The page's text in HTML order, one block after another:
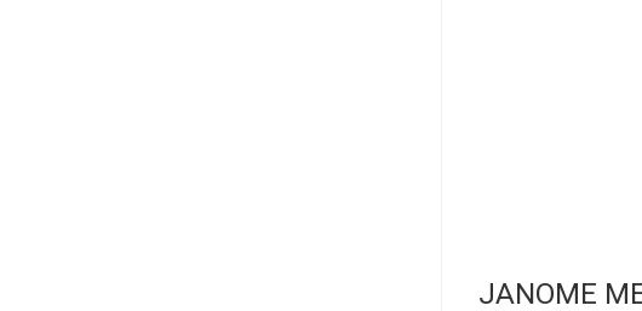
JANOME